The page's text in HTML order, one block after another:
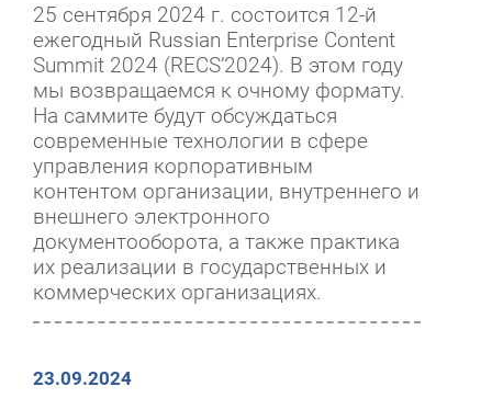
25 сентября 2024 г. состоится 12-й
ежегодный Russian Enterprise Content
Summit 2024 (RECS’2024). В этом году
мы возвращаемся к очному формату.
На саммите будут обсуждаться
современные технологии в сфере
управления корпоративным
контентом организации, внутреннего и
внешнего электронного
документооборота, а также практика
их реализации в государственных и
коммерческих организациях.
23.09.2024